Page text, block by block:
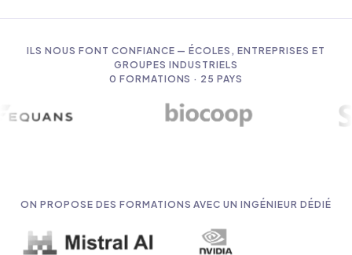
ILS NOUS FONT CONFIANCE — ÉCOLES, ENTREPRISES ET
GROUPES INDUSTRIELS
0 FORMATIONS · 25 PAYS
ON PROPOSE DES FORMATIONS AVEC UN INGÉNIEUR DÉDIÉ